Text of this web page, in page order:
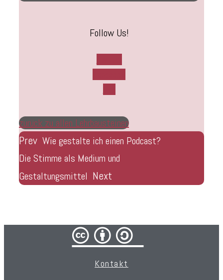
Follow Us!
zurück zu allen Lehrbausteinen
Prev Wie gestalte ich einen Podcast?
Die Stimme als Medium und
Gestaltungsmittel Next
cba/
Kontakt